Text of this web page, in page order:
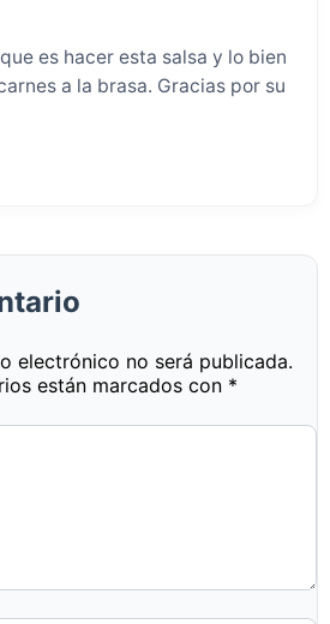
es hacer esta salsa y lo bien
a la brasa. Gracias por su
electrónico no será publicada.
están marcados con *